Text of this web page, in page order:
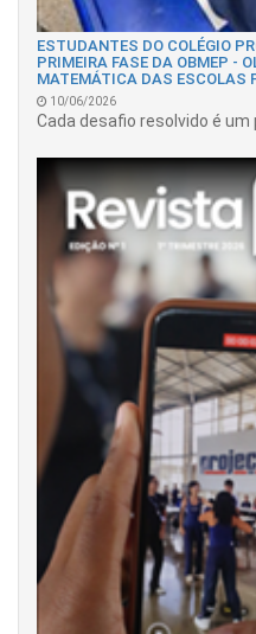
ESTUDANTES DO COLÉGIO
PRIMEIRA FASE DA OBMEP -
MATEMÁTICA DAS ESCOLAS
10/06/2026
Cada desafio resolvido é